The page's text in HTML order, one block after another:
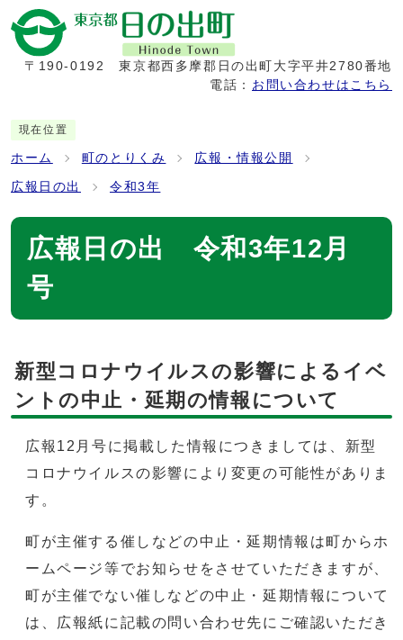
〒190-0192
東京都西多摩郡日の出町大字平井2780番地
電話： お問い合わせはこちら
現在位置
ホーム 町のとりくみ 広報・情報公開
広報日の出 令和3年
広報日の出 令和3年12月
号
新型コロナウイルスの影響によるイベ
ントの中止・延期の情報について
広報12月号に掲載した情報につきましては、新型
コロナウイルスの影響により変更の可能性がありま
す。
町が主催する催しなどの中止・延期情報は町からホ
ームページ等でお知らせをさせていただきますが、
町が主催でない催しなどの中止・延期情報について
は、広報紙に記載の問い合わせ先にご確認いただき